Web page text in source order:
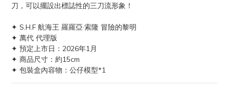
刀，可以擺設出標誌性的三刀流形象！
✦ S.H.F 航海王 羅羅亞·索隆 冒險的黎明
✦ 萬代 代理版
✦ 預定上市日：2026年1月
✦ 商品尺寸：約15cm
✦ 包裝盒內容物：公仔模型*1